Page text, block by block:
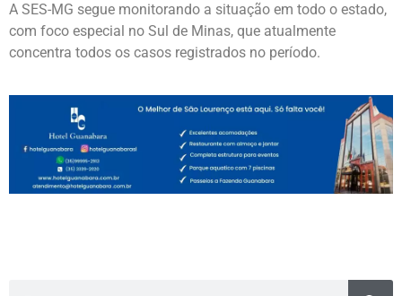
A SES-MG segue monitorando a situação em todo o estado,
com foco especial no Sul de Minas, que atualmente
concentra todos os casos registrados no período.